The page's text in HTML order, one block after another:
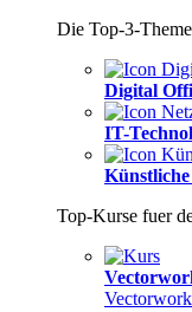
Die Top-3-
Digital
IT-
Top-Kurse fuer